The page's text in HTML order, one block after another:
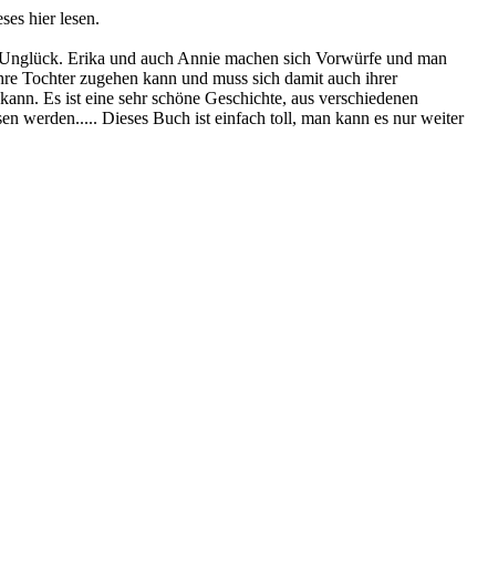
hier lesen.
Erika und auch Annie machen sich Vorwürfe und man
Tochter zugehen kann und muss sich damit auch ihrer
Es ist eine sehr schöne Geschichte, aus verschiedenen
werden..... Dieses Buch ist einfach toll, man kann es nur weiter